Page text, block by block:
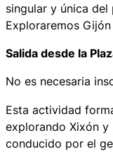
singular y única del
Exploraremos
Salida desde la
No es necesaria
Esta actividad
explorando Xixón y
conducido por el